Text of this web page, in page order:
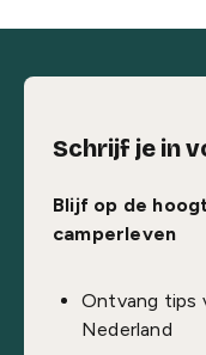
Schrijf je in
Blijf op de
camperleven
Ontvang tips
Nederland